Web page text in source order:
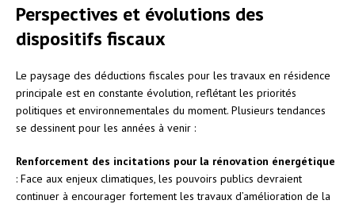
Perspectives et évolutions des
dispositifs fiscaux
Le paysage des déductions fiscales pour les travaux en résidence
principale est en constante évolution, reflétant les priorités
politiques et environnementales du moment. Plusieurs tendances
se dessinent pour les années à venir :
Renforcement des incitations pour la rénovation énergétique
: Face aux enjeux climatiques, les pouvoirs publics devraient
continuer à encourager fortement les travaux d’amélioration de la